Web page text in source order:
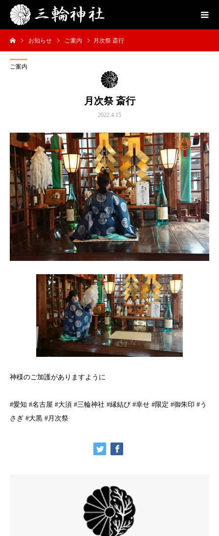
お知らせ ご案内 月次祭 斎行
ご案内
月次祭 斎行
2022.4.15
神様のご加護がありますように
#愛知 #名古屋 #大須 #三輪神社 #縁結び #幸せ #限定 #御朱印 #う
さぎ #大黒 #月次祭